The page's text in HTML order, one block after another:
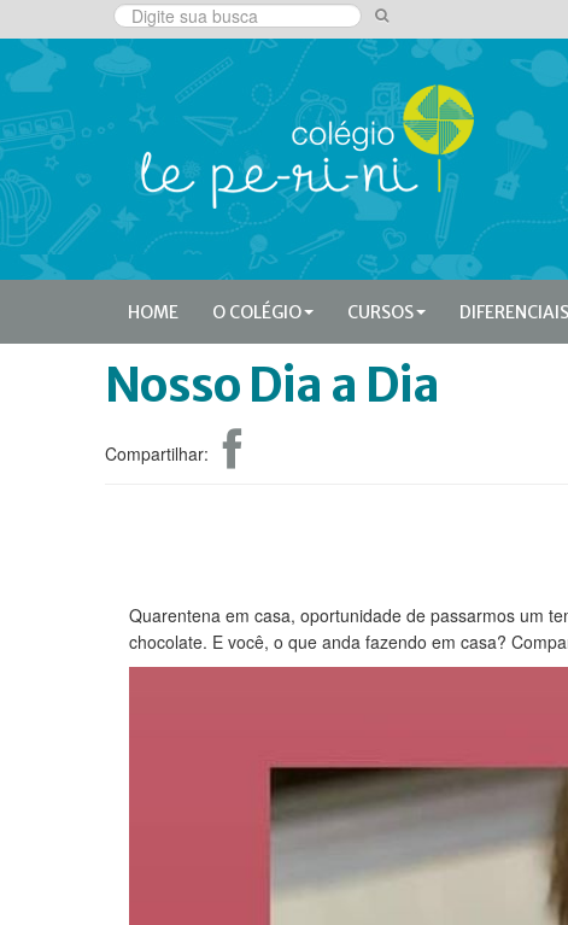
HOME O COLÉGIO CURSOS DIFERENCIAIS
Nosso Dia a Dia
Compartilhar:
Quarentena em casa, oportunidade de passarmos um
chocolate. E você, o que anda fazendo em casa?